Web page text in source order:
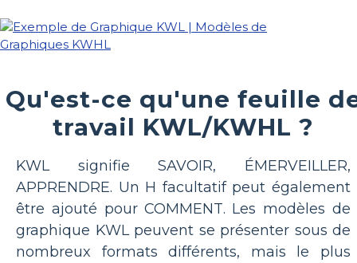
Qu'est-ce qu'une feuille
travail KWL/KWHL ?
KWL signifie SAVOIR, ÉMERVEILLER,
APPRENDRE. Un H facultatif peut également
être ajouté pour COMMENT. Les modèles de
graphique KWL peuvent se présenter sous de
nombreux formats différents, mais le plus